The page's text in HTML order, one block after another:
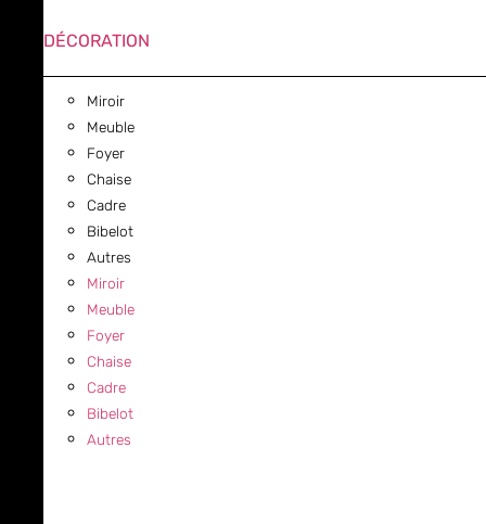
DÉCORATION
Miroir
Meuble
Foyer
Chaise
Cadre
Bibelot
Autres
Miroir
Meuble
Foyer
Chaise
Cadre
Bibelot
Autres